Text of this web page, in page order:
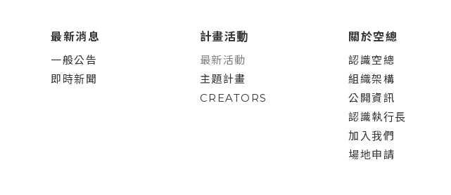
最新消息
一般公告
即時新聞
計畫活動
最新活動
主題計畫
CREATORS
關於空總
認識空總
組織架構
公開資訊
認識執行長
加入我們
場地申請